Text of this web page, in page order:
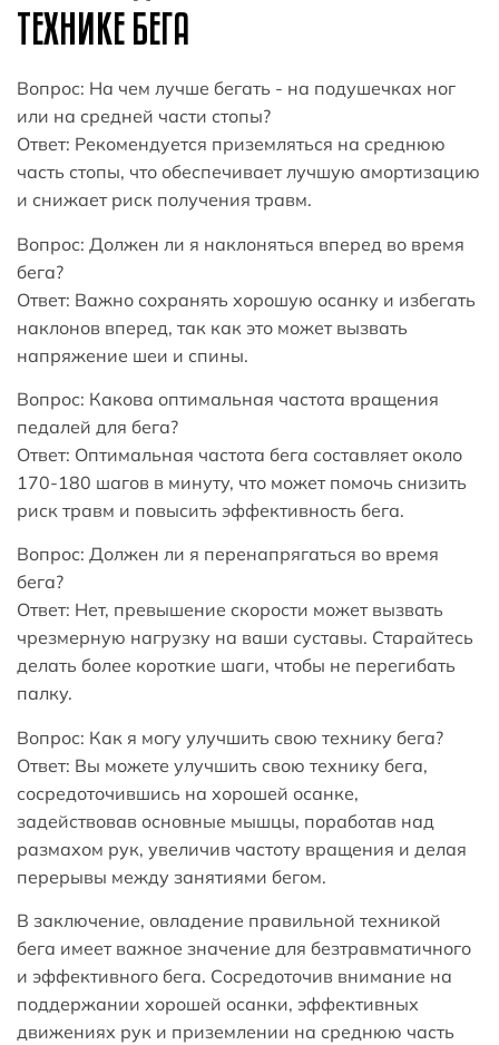
ТЕХНИКЕ БЕГА
Вопрос: На чем лучше бегать - на подушечках ног
или на средней части стопы?
Ответ: Рекомендуется приземляться на среднюю
часть стопы, что обеспечивает лучшую амортизацию
и снижает риск получения травм.
Вопрос: Должен ли я наклоняться вперед во время
бега?
Ответ: Важно сохранять хорошую осанку и избегать
наклонов вперед, так как это может вызвать
напряжение шеи и спины.
Вопрос: Какова оптимальная частота вращения
педалей для бега?
Ответ: Оптимальная частота бега составляет около
170-180 шагов в минуту, что может помочь снизить
риск травм и повысить эффективность бега.
Вопрос: Должен ли я перенапрягаться во время
бега?
Ответ: Нет, превышение скорости может вызвать
чрезмерную нагрузку на ваши суставы. Старайтесь
делать более короткие шаги, чтобы не перегибать
палку.
Вопрос: Как я могу улучшить свою технику бега?
Ответ: Вы можете улучшить свою технику бега,
сосредоточившись на хорошей осанке,
задействовав основные мышцы, поработав над
размахом рук, увеличив частоту вращения и делая
перерывы между занятиями бегом.
В заключение, овладение правильной техникой
бега имеет важное значение для безтравматичного
и эффективного бега. Сосредоточив внимание на
поддержании хорошей осанки, эффективных
движениях рук и приземлении на среднюю часть